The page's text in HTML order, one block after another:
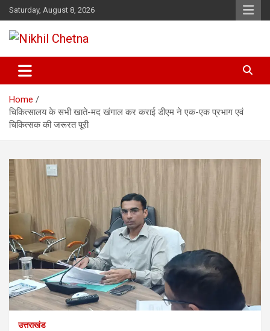
Skip
to
content
Saturday, August 8, 2026
Nikhil Chetna
Home
चिकित्सालय के सभी खाते-मद खंगाल कर कराई डीएम ने एक-एक प्रभाग एवं
चिकित्सक की जरूरत पूरी
उत्तराखंड